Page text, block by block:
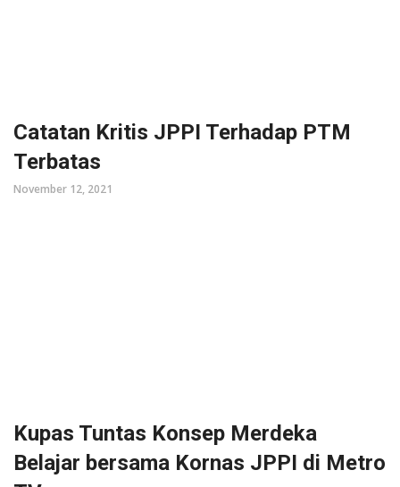
Catatan Kritis JPPI Terhadap PTM
Terbatas
November 12, 2021
Kupas Tuntas Konsep Merdeka
Belajar bersama Kornas JPPI di Metro